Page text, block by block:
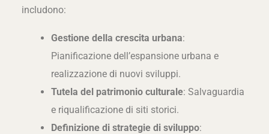
includono:
Gestione della crescita urbana:
Pianificazione dell’espansione urbana e
realizzazione di nuovi sviluppi.
Tutela del patrimonio culturale: Salvaguardia
e riqualificazione di siti storici.
Definizione di strategie di sviluppo: